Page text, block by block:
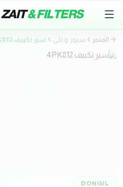
ZAIT& FILTERS
المتجر سيور و بلي سير تكييف 4PK812
DONGIL